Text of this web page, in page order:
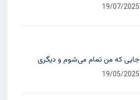
19/07/2025
جایی که من تمام می‌شوم و دیگری
19/05/2025